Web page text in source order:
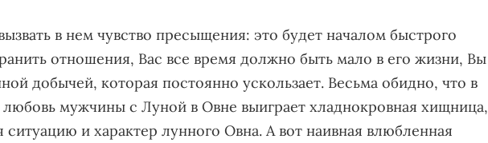
в нем чувство пресыщения: это будет началом быстрого
отношения, Вас все время должно быть мало в его жизни, Вы
добычей, которая постоянно ускользает. Весьма обидно, что в
мужчины с Луной в Овне выиграет хладнокровная хищница,
ситуацию и характер лунного Овна. А вот наивная влюбленная